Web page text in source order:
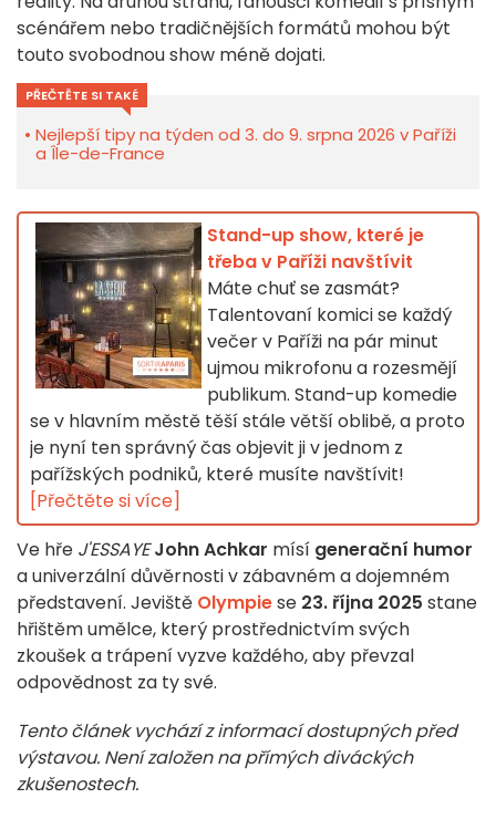
scénářem nebo tradičnějších formátů mohou být
touto svobodnou show méně dojati.
PŘEČTĚTE SI TAKÉ
Nejlepší tipy na týden od 3. do 9. srpna 2026 v Paříži
a Île-de-France
Stand-up show, které je
třeba v Paříži navštívit
Máte chuť se zasmát?
Talentovaní komici se každý
večer v Paříži na pár minut
ujmou mikrofonu a rozesmějí
publikum. Stand-up komedie
se v hlavním městě těší stále větší oblibě, a proto
je nyní ten správný čas objevit ji v jednom z
pařížských podniků, které musíte navštívit!
[Přečtěte si více]
Ve hře J'ESSAYE John Achkar mísí generační humor
a univerzální důvěrnosti v zábavném a dojemném
představení. Jeviště Olympiese 23. října 2025 stane
hřištěm umělce, který prostřednictvím svých
zkoušek a trápení vyzve každého, aby převzal
odpovědnost za ty své.
Tento článek vychází z informací dostupných před
výstavou. Není založen na přímých diváckých
zkušenostech.